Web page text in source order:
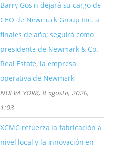
Barry Gosin dejará su cargo de
CEO de Newmark Group Inc. a
finales de año; seguirá como
presidente de Newmark & Co.
Real Estate, la empresa
operativa de Newmark
NUEVA YORK, 8 agosto, 2026,
1:03
XCMG refuerza la fabricación a
nivel local y la innovación en